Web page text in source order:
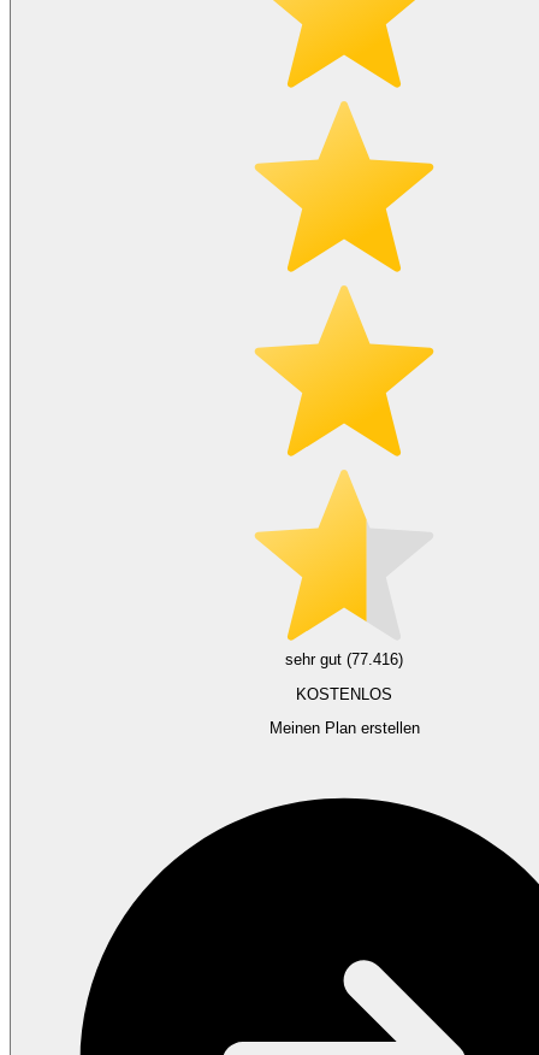
sehr gut (77.416)
KOSTENLOS
Meinen Plan erstellen